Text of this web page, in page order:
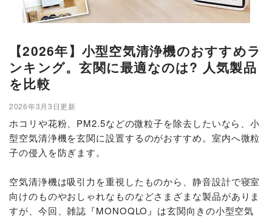
【2026年】小型空気清浄機のおすすめラ
ンキング。玄関に最適なのは? 人気製品
を比較
2026年3月3日更新
ホコリや花粉、PM2.5などの微粒子を除去したいなら、小
型空気清浄機を玄関に設置するのがおすすめ。室内へ微粒
子の侵入を防ぎます。
空気清浄機は吸引力を重視したものから、静音設計で寝室
向けのものやおしゃれなものなどさまざまな製品がありま
すが、今回、雑誌『MONOQLO』は玄関向きの小型空気